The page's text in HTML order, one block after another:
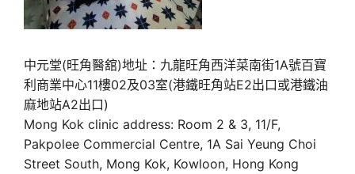
中元堂(旺角醫舘)地址：九龍旺角西洋菜南街1A號百寶
利商業中心11樓02及03室(港鐵旺角站E2出口或港鐵油
麻地站A2出口)
Mong Kok clinic address: Room 2 & 3, 11/F,
Pakpolee Commercial Centre, 1A Sai Yeung Choi
Street South, Mong Kok, Kowloon, Hong Kong